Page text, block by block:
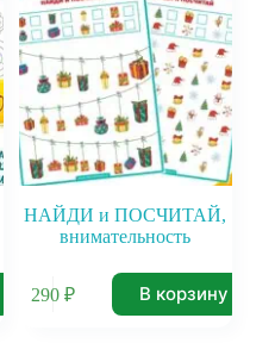
НАЙДИ и ПОСЧИТАЙ,
внимательность
290₽ В корзину